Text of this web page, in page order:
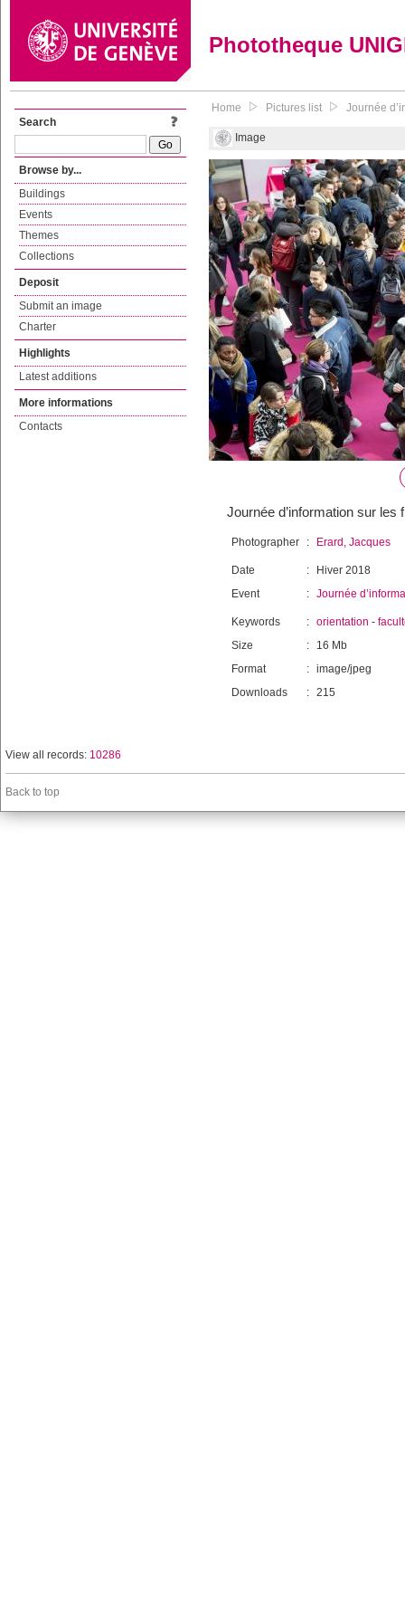
Phototheque
Search
Browse by...
Buildings
Events
Themes
Collections
Deposit
Submit an image
Charter
Highlights
Latest additions
More informations
Contacts
Home Pictures list Journée
Image
Journée d’information sur
Photographer : Erard, Jacques
Date :
Hiver 2018
Event
: Journée
Keywords : orientation -
Size
:
16 Mb
Format
: image/jpeg
Downloads
: 215
View all records: 10286
Back to top